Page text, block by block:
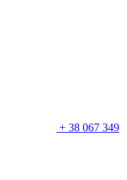
+ 38 067 349